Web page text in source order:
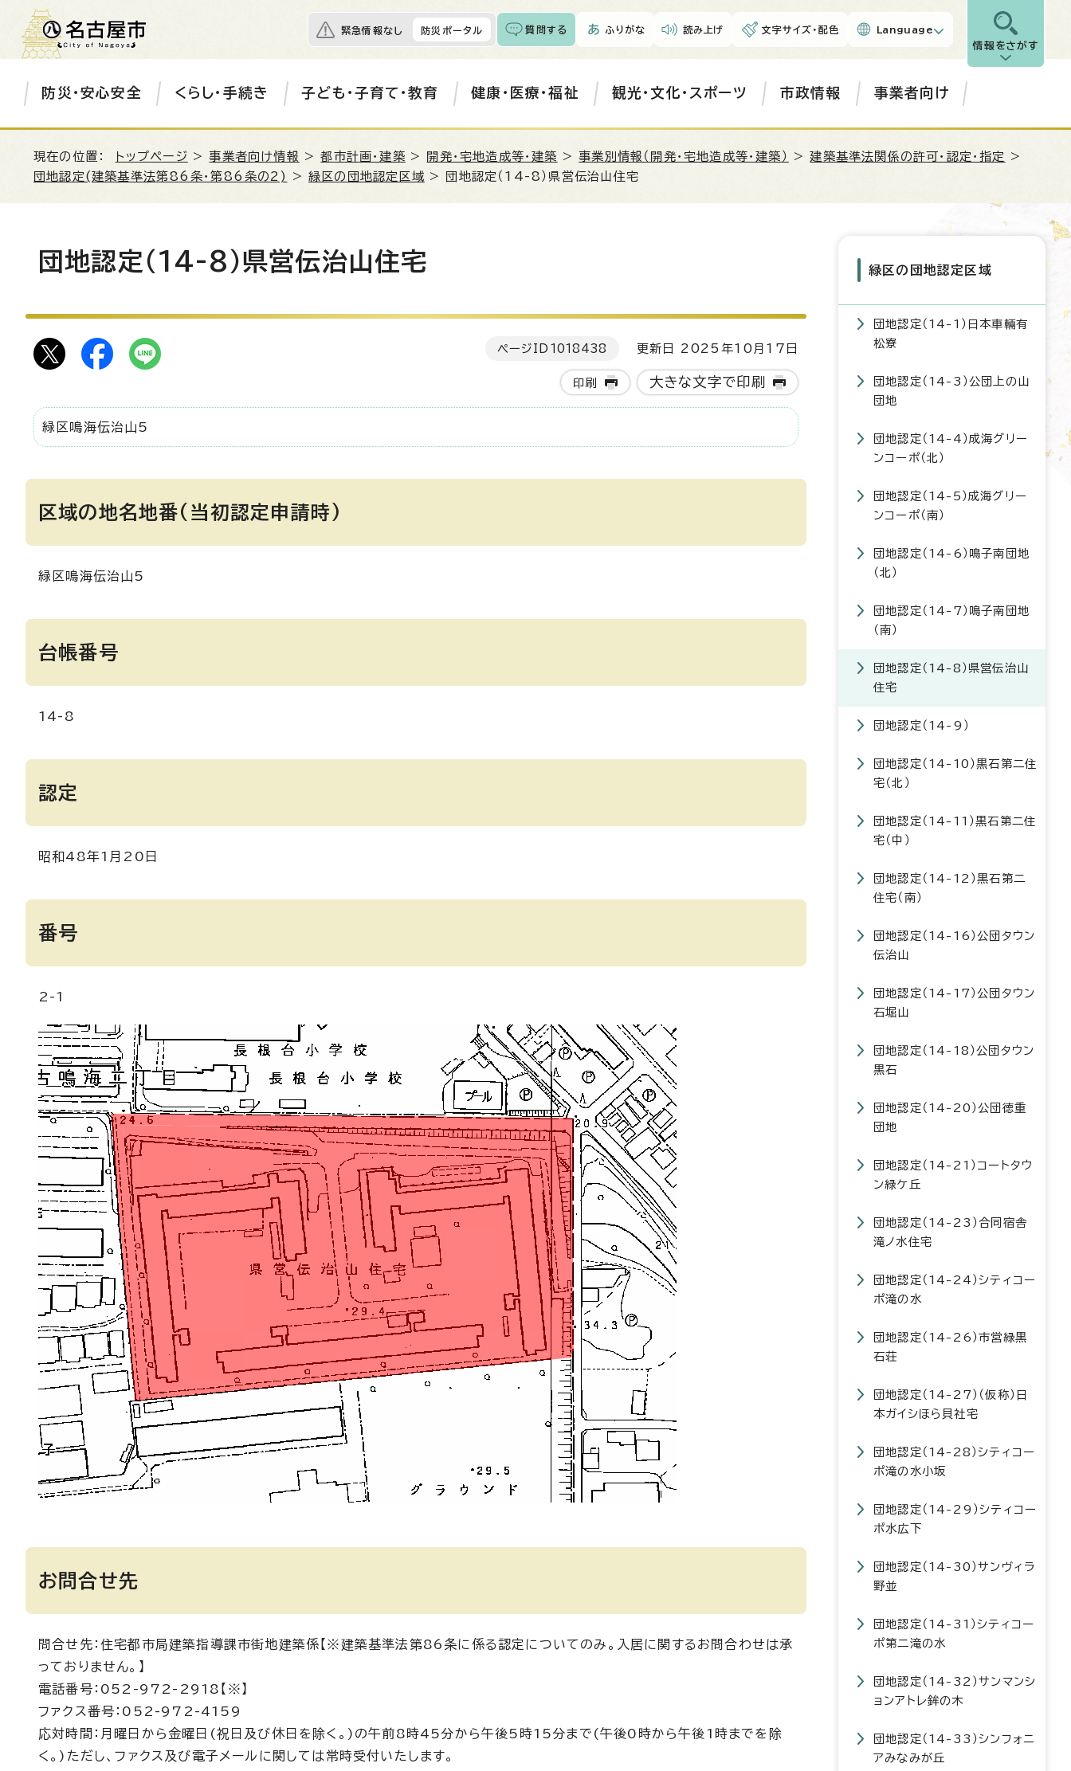
緊急情報なし 防災ポータル 質問する ふりがな 読み上げ 文字サイズ・配色 Language
情報をさがす
防災・安心安全 くらし・手続き 子ども・子育て・教育 健康・医療・福祉 観光・文化・スポーツ 市政情報 事業者向け
現在の位置： トップページ >事業者向け情報 >都市計画・建築 > 開発・宅地造成等・建築 >事業別情報（開発・宅地造成等・建築） >建築基準法関係の許可・認定・指定
>
団地認定(建築基準法第86条・第86条の2)
>緑区の団地認定区域 > 団地認定（14-8）県営伝治山住宅
団地認定（14-8）県営伝治山住宅
ページID 1018438 更新日 2025年10月17日
印刷 大きな文字で印刷
緑区鳴海伝治山5
区域の地名地番(当初認定申請時)
緑区鳴海伝治山5
台帳番号
14-8
認定
昭和48年1月20日
番号
2-1
お問合せ先
問合せ先：住宅都市局建築指導課市街地建築係【※建築基準法第86条に係る認定についてのみ。入居に関するお問合わせは承
っておりません。】
電話番号：052-972-2918【※】
ファクス番号：052-972-4159
応対時間：月曜日から金曜日(祝日及び休日を除く。)の午前8時45分から午後5時15分まで(午後0時から午後1時までを除
く。)ただし、ファクス及び電子メールに関しては常時受付いたします。
緑区の団地認定区域
団地認定（14-1）日本車輛有
松寮
団地認定（14-3）公団上の山
団地
団地認定（14-4）成海グリー
ンコーポ（北）
団地認定（14-5）成海グリー
ンコーポ（南）
団地認定（14-6）鳴子南団地
（北）
団地認定（14-7）鳴子南団地
（南）
団地認定（14-8）県営伝治山
住宅
団地認定（14-9）
団地認定（14-10）黒石第二住
宅（北）
団地認定（14-11）黒石第二住
宅（中）
団地認定（14-12）黒石第二
住宅（南）
団地認定（14-16）公団タウン
伝治山
団地認定（14-17）公団タウン
石堀山
団地認定（14-18）公団タウン
黒石
団地認定（14-20）公団徳重
団地
団地認定（14-21）コートタウ
ン緑ケ丘
団地認定（14-23）合同宿舎
滝ノ水住宅
団地認定（14-24）シティコー
ポ滝の水
団地認定（14-26）市営緑黒
石荘
団地認定（14-27）（仮称）日
本ガイシほら貝社宅
団地認定（14-28）シティコー
ポ滝の水小坂
団地認定（14-29）シティコー
ポ水広下
団地認定（14-30）サンヴィラ
野並
団地認定（14-31）シティコー
ポ第二滝の水
団地認定（14-32）サンマンシ
ョンアトレ鉾の木
団地認定（14-33）シンフォニ
アみなみが丘